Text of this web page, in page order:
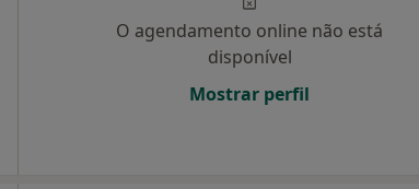
O agendamento online não está
disponível
Mostrar perfil